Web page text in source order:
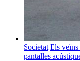
Societat Els veïns
pantalles